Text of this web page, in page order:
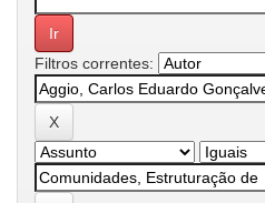
Filtros correntes: